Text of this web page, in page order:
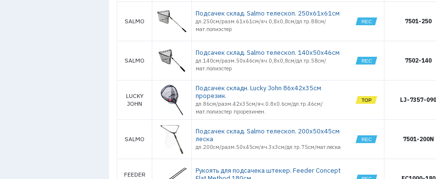
SALMO
Подсачек склад. Salmo телескоп. 250х61х61см
дл.250см/разм.61х61см/яч.0,8х0,8см/дл.тр.88см/
мат.полиэстер
7501-250
SALMO
Подсачек склад. Salmo телескоп. 140х50х46см
дл.140см/разм.50х46см/яч.0,8х0,8см/дл.тр.58см/
мат.полиэстер
7502-140
LUCKY
JOHN
Подсачек складн. Lucky John 86х42х35см
прорезин.
дл.86см/разм.42х35см/яч.0.8х0.6см/дл.тр.46см/
мат.полиэстер прорезинен.
LJ-7357-090
SALMO
Подсачек склад. Salmo телескоп. 200х50х45см
леска
дл.200см/разм.50х45см/яч.3х3см/дл.тр.75см/мат.леска
7501-200N
FEEDER
Рукоять для подсачека штекер. Feeder Concept